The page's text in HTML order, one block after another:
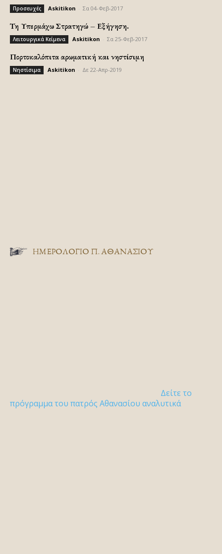
Προσευχές Askitikon Σα 04-Φεβ-2017
Τη Υπερμάχω Στρατηγώ – Εξήγηση.
Λειτουργικά Κείμενα Askitikon Σα 25-Φεβ-2017
Πορτοκαλόπιτα αρωματική και νηστίσιμη
Νηστίσιμα Askitikon Δε 22-Απρ-2019
ΗΜΕΡΟΛΟΓΙΟ Π. ΑΘΑΝΑΣΙΟΥ
Δείτε το
πρόγραμμα του πατρός Αθανασίου αναλυτικά